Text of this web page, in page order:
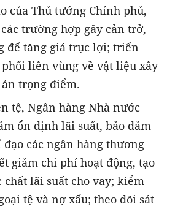
của Thủ tướng Chính phủ,
trường hợp gây cản trở,
để tăng giá trục lợi; triển
liên vùng về vật liệu xây
trọng điểm.
tệ, Ngân hàng Nhà nước
ổn định lãi suất, bảo đảm
các ngân hàng thương
giảm chi phí hoạt động, tạo
lãi suất cho vay; kiểm
tệ và nợ xấu; theo dõi sát